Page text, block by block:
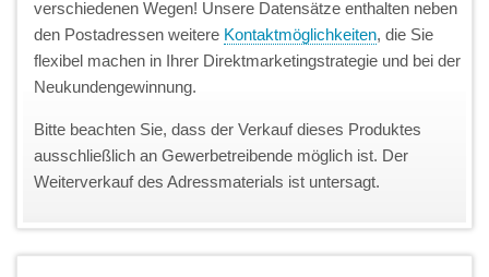
verschiedenen Wegen! Unsere Datensätze enthalten neben
den Postadressen weitere Kontaktmöglichkeiten, die Sie
flexibel machen in Ihrer Direktmarketingstrategie und bei der
Neukundengewinnung.
Bitte beachten Sie, dass der Verkauf dieses Produktes
ausschließlich an Gewerbetreibende möglich ist. Der
Weiterverkauf des Adressmaterials ist untersagt.